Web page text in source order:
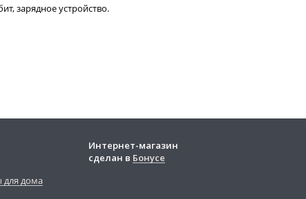
зарядное устройство.
для дома
Интернет-магазин
сделан в Бонусе